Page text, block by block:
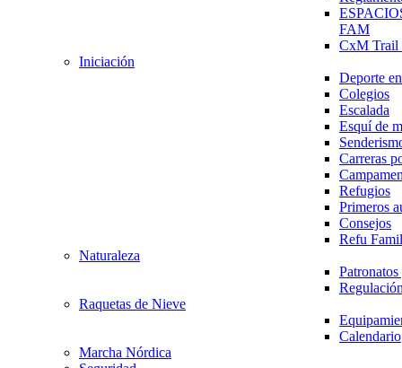
FAM
CxM
Iniciación
Deporte
Colegios
Escalada
Esquí de
Carreras
Refugios
Primeros
Consejos
Refu
Naturaleza
Raquetas de Nieve
Calendario
Marcha Nórdica